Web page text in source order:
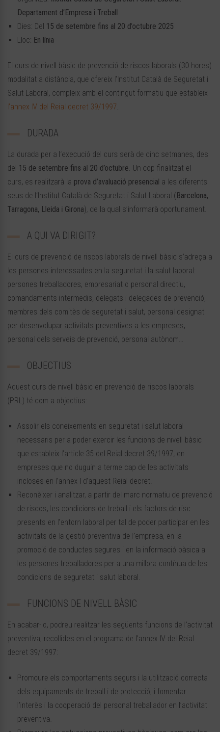
Departament d’Empresa i Treball
Dies: Del 15 de setembre fins al 20 d’octubre 2025
Lloc: En línia
El curs de nivell bàsic de prevenció de riscos laborals (30 hores)
modalitat a distància, que ofereix l’Institut Català de Seguretat i
Salut Laboral, compleix amb el contingut formatiu que estableix
l’annex IV del Reial decret 39/1997.
DURADA
La durada per a l’execució del curs serà de cinc setmanes, des
del 15 de setembre fins al 20 d’octubre. Un cop finalitzat el
curs, es realitzarà la prova d’avaluació presencial a les diferents
seus de l’Institut Català de Seguretat i Salut Laboral (Barcelona,
Tarragona, Lleida i Girona), de la qual s’informarà oportunament.
A QUI VA DIRIGIT?
El curs de prevenció de riscos laborals de nivell bàsic s’adreça a
les persones interessades en la seguretat i la salut laboral:
persones treballadores, empresariat o personal directiu,
comandaments intermedis, delegats i delegades de prevenció,
membres dels comitès de seguretat i salut, personal designat
per desenvolupar activitats preventives a les empreses,
personal dels serveis de prevenció, personal autònom…
OBJECTIUS
Aquest curs de nivell bàsic en prevenció de riscos laborals
(PRL) té com a objectius:
Assolir els coneixements en seguretat i salut laboral
necessaris per a poder exercir les funcions de nivell bàsic
que estableix l’article 35 del Reial decret 39/1997, en
empreses que no duguin a terme cap de les activitats
incloses en l’annex I d’aquest Reial decret.
Reconèixer i analitzar, a partir del marc normatiu de prevenció
de riscos, les condicions de treball i els factors de risc
presents en l’entorn laboral per tal de poder participar en les
activitats de la gestió preventiva de l’empresa, en la
promoció de conductes segures i en la informació bàsica a
les persones treballadores per a una millora contínua de les
condicions de seguretat i salut laboral.
FUNCIONS DE NIVELL BÀSIC
En acabar-lo, podreu realitzar les següents funcions de l’activitat
preventiva, recollides en el programa de l’annex IV del Reial
decret 39/1997:
Promoure els comportaments segurs i la utilització correcta
dels equipaments de treball i de protecció, i fomentar
l’interès i la cooperació del personal treballador en l’activitat
preventiva.